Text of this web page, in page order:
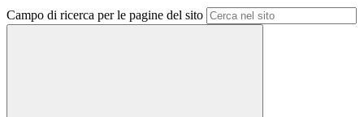
Campo di ricerca per le pagine del sito